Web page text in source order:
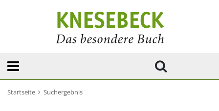
Startseite Suchergebnis